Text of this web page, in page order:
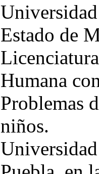
Estado de
Humana
Problemas
niños.